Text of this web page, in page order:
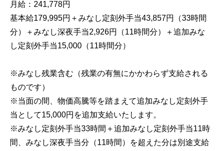
月給：241,778円
基本給179,995円＋みなし定刻外手当43,857円（33時間
分）＋みなし深夜手当2,926円（11時間分）＋追加みな
し定刻外手当15,000（11時間分）
※みなし残業含む（残業の有無にかかわらず支給される
ものです）
※当面の間、物価高騰等を踏まえて追加みなし定刻外手
当として15,000円を追加支給いたします。
※みなし定刻外手当33時間＋追加みなし定刻外手当11時
間、みなし深夜手当分（11時間）を超えた分は別途支給